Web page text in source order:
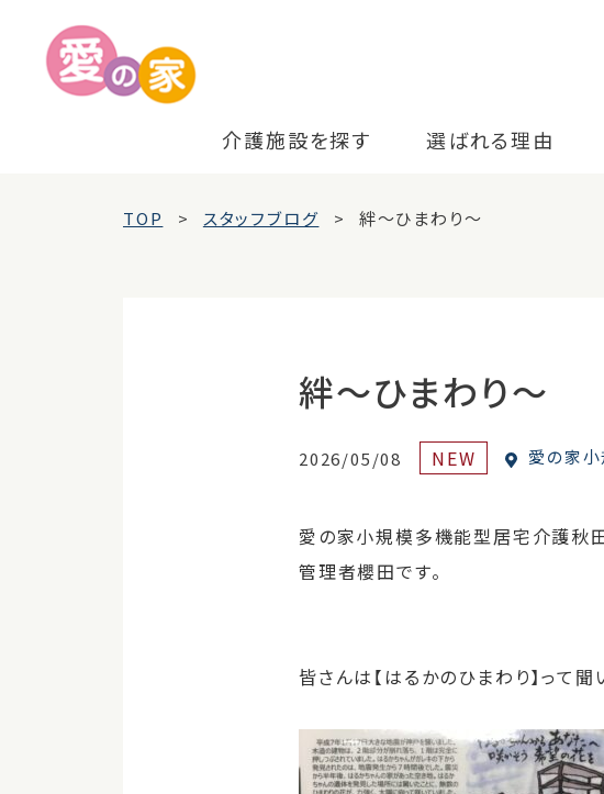
介護施設を探す 選ばれる理由
TOP スタッフブログ 絆～ひまわり～
絆～ひまわり～
2026/05/08 NEW 愛の家
愛の家小規模多機能型居宅介護秋
管理者櫻田です。
皆さんは【はるかのひまわり】って聞